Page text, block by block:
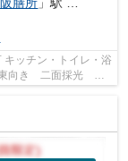
ッチン・トイレ・浴
向き 二面採光 全